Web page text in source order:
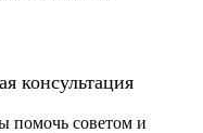
консультация
помочь советом и